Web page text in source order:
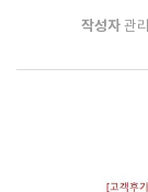
작성자관